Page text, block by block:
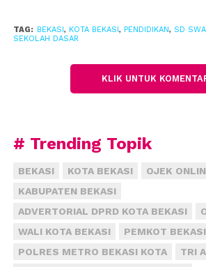
Dengan waktu belajar yang lebih
dibekali pembiasaan adab, karakter
keterampilan abad 21.
pendidikan tidak harus selalu
SDIT Atssurayya berkomitmen
keterjangkauan biaya dengan
Bantuan Operasional Sekolah
TAG: BEKASI, KOTA BEKASI, PENDIDIKAN, SD
SEKOLAH DASAR
KLIK UNTUK
# Trending Topik
BEKASI KOTA BEKASI OJEK
KABUPATEN BEKASI
ADVERTORIAL DPRD KOTA BEKASI
WALI KOTA BEKASI
PEMKOT BEKASI
POLRES METRO BEKASI KOTA
TRI